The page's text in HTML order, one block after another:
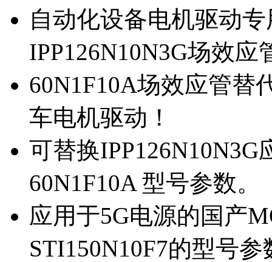
自动化设备电机驱动
IPP126N10N3G场效应
60N1F10A场效应管替
车电机驱动！
可替换
60N1F10A 型号参数。
应用于5G电源的国产
STI150N10F7的型号参